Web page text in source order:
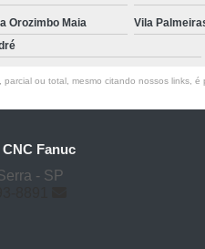
Orozimbo Maia Vila
ou total, mesmo citando nossos links,
Fanuc
- SP